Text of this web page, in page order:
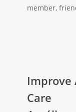
member,
Access
Primary
Improve
Care